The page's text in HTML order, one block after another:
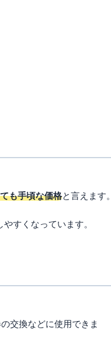
も手頃な価格と言えます。
すくなっています。
交換などに使用できま